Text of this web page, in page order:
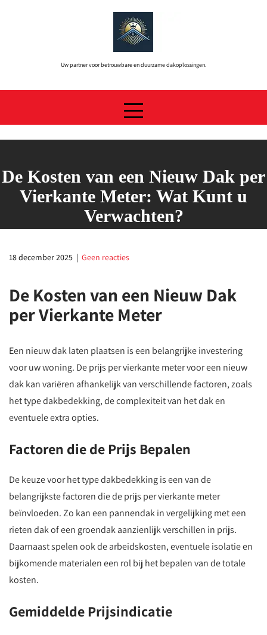
Uw partner voor betrouwbare en duurzame dakoplossingen.
De Kosten van een Nieuw Dak per
Vierkante Meter: Wat Kunt u
Verwachten?
18 december 2025 | Geen reacties
De Kosten van een Nieuw Dak
per Vierkante Meter
Een nieuw dak laten plaatsen is een belangrijke investering
voor uw woning. De prijs per vierkante meter voor een nieuw
dak kan variëren afhankelijk van verschillende factoren, zoals
het type dakbedekking, de complexiteit van het dak en
eventuele extra opties.
Factoren die de Prijs Bepalen
De keuze voor het type dakbedekking is een van de
belangrijkste factoren die de prijs per vierkante meter
beïnvloeden. Zo kan een pannendak in vergelijking met een
rieten dak of een groendak aanzienlijk verschillen in prijs.
Daarnaast spelen ook de arbeidskosten, eventuele isolatie en
bijkomende materialen een rol bij het bepalen van de totale
kosten.
Gemiddelde Prijsindicatie